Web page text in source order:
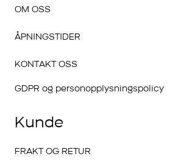
OM OSS
ÅPNINGSTIDER
KONTAKT OSS
GDPR og personopplysningspolicy
Kunde
FRAKT OG RETUR